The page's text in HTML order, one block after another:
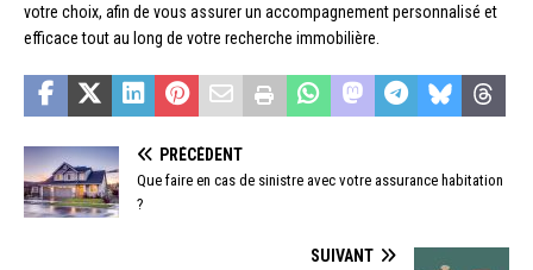
votre choix, afin de vous assurer un accompagnement personnalisé et
efficace tout au long de votre recherche immobilière.
PRÉCÉDENT
Que faire en cas de sinistre avec votre assurance habitation
?
SUIVANT